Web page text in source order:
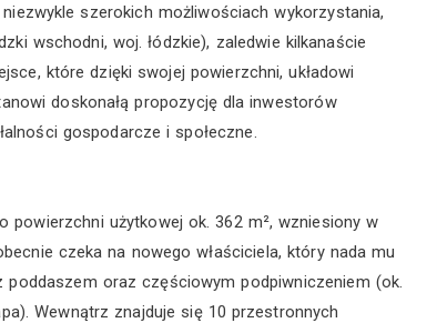
szerokich możliwościach wykorzystania,
wschodni, woj. łódzkie), zaledwie kilkanaście
które dzięki swojej powierzchni, układowi
doskonałą propozycję dla inwestorów
gospodarcze i społeczne.
powierzchni użytkowej ok. 362 m², wzniesiony w
czeka na nowego właściciela, który nada mu
poddaszem oraz częściowym podpiwniczeniem (ok.
Wewnątrz znajduje się 10 przestronnych